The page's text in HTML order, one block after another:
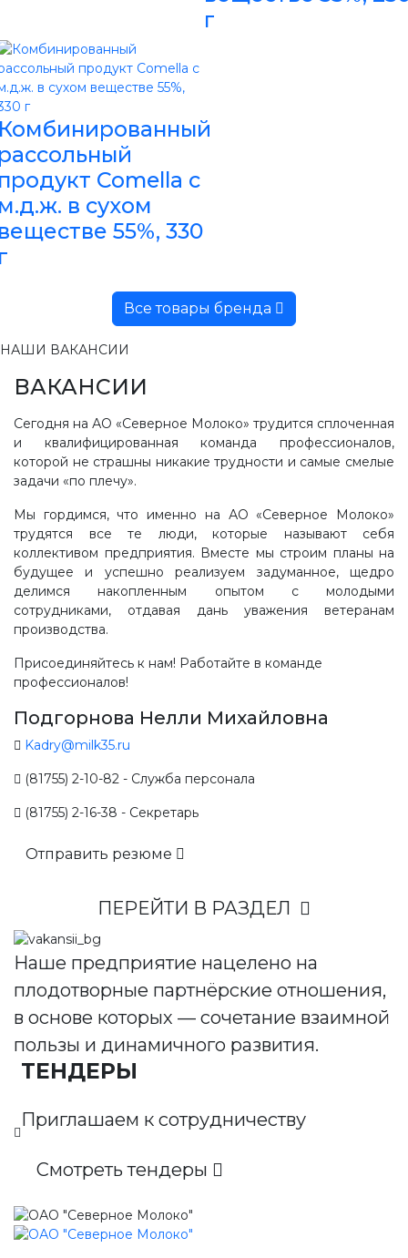
г
Comella с
в сухом
55%, 330
Все товары бренда
НАШИ ВАКАНСИИ
ВАКАНСИИ
Сегодня на АО «Северное Молоко» трудится сплоченная
и квалифицированная команда профессионалов,
которой не страшны никакие трудности и самые смелые
задачи «по плечу».
Мы гордимся, что именно на АО «Северное Молоко»
трудятся все те люди, которые называют себя
коллективом предприятия. Вместе мы строим планы на
будущее и успешно реализуем задуманное, щедро
делимся накопленным опытом с молодыми
сотрудниками, отдавая дань уважения ветеранам
производства.
Присоединяйтесь к нам! Работайте в команде
профессионалов!
Подгорнова Нелли Михайловна
Kadry@milk35.ru
(81755) 2-10-82 - Служба персонала
(81755) 2-16-38 - Секретарь
Отправить резюме
ПЕРЕЙТИ В РАЗДЕЛ
Наше предприятие нацелено на
плодотворные партнёрские отношения,
в основе которых — сочетание взаимной
пользы и динамичного развития.
ТЕНДЕРЫ
Приглашаем к сотрудничеству
Смотреть тендеры